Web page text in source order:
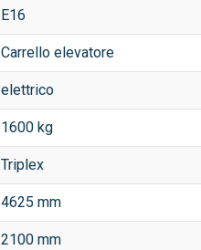
E16
Carrello elevatore
elettrico
1600 kg
Triplex
4625 mm
2100 mm